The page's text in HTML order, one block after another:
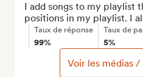
I add songs to my playlist
positions in my playlist. I
Taux de réponse
99%
Taux de
5%
Voir les médias